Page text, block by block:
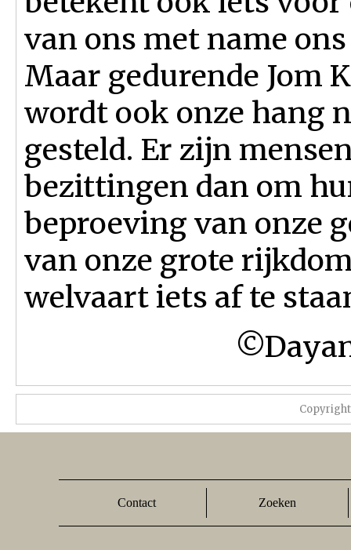
van ons met name
Maar gedurende Jom
wordt ook onze hang
gesteld. Er zijn
bezittingen dan om
beproeving van onze
van onze grote
welvaart iets af te
Contact Zoeken